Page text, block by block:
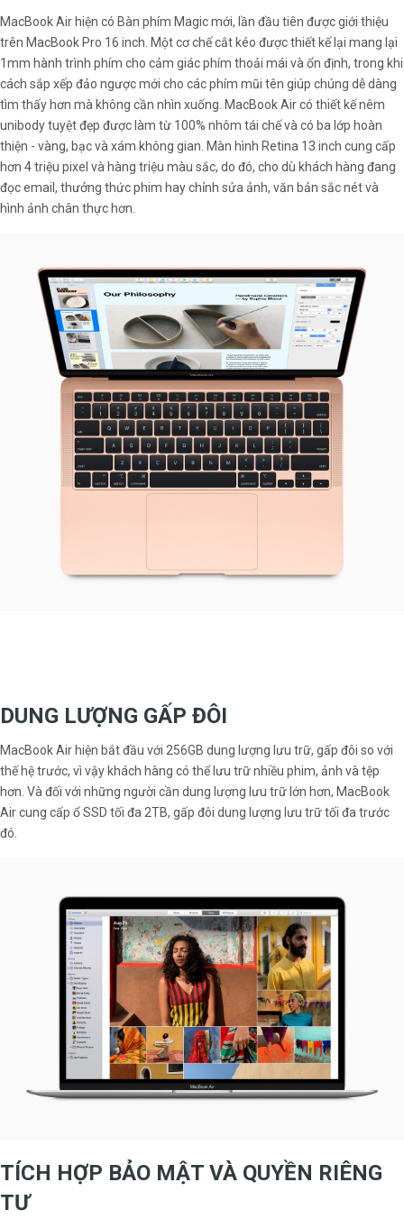
MacBook Air hiện có Bàn phím Magic mới, lần đầu tiên được giới thiệu
trên MacBook Pro 16 inch. Một cơ chế cắt kéo được thiết kế lại mang lại
1mm hành trình phím cho cảm giác phím thoải mái và ổn định, trong khi
cách sắp xếp đảo ngược mới cho các phím mũi tên giúp chúng dễ dàng
tìm thấy hơn mà không cần nhìn xuống. MacBook Air có thiết kế nêm
unibody tuyệt đẹp được làm từ 100% nhôm tái chế và có ba lớp hoàn
thiện - vàng, bạc và xám không gian. Màn hình Retina 13 inch cung cấp
hơn 4 triệu pixel và hàng triệu màu sắc, do đó, cho dù khách hàng đang
đọc email, thưởng thức phim hay chỉnh sửa ảnh, văn bản sắc nét và
hình ảnh chân thực hơn.
DUNG LƯỢNG GẤP ĐÔI
MacBook Air hiện bắt đầu với 256GB dung lượng lưu trữ, gấp đôi so với
thế hệ trước, vì vậy khách hàng có thể lưu trữ nhiều phim, ảnh và tệp
hơn. Và đối với những người cần dung lượng lưu trữ lớn hơn, MacBook
Air cung cấp ổ SSD tối đa 2TB, gấp đôi dung lượng lưu trữ tối đa trước
đó.
TÍCH HỢP BẢO MẬT VÀ QUYỀN RIÊNG
TƯ